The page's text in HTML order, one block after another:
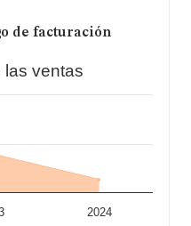
de facturación
las ventas
2024